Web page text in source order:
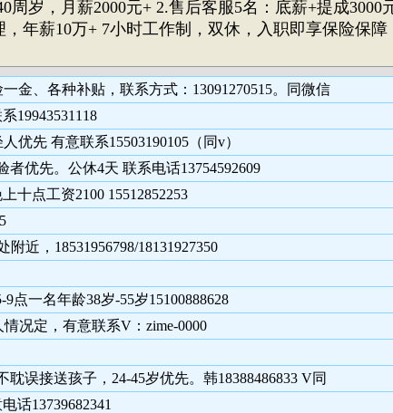
周岁，月薪2000元+ 2.售后客服5名：底薪+提成
年薪10万+ 7小时工作制，双休，入职即享保险保
金、各种补贴，联系方式：13091270515。同微信
19943531118
优先 有意联系15503190105（同v）
优先。公休4天 联系电话13754592609
十点工资2100 15512852253
近，18531956798/18131927350
点一名年龄38岁-55岁15100888628
况定，有意联系V：zime-0000
误接送孩子，24-45岁优先。韩18388486833 V同
话13739682341